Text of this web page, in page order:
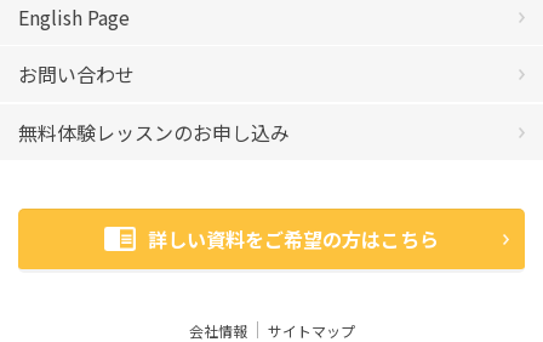
English Page
お問い合わせ
無料体験レッスンのお申し込み
詳しい資料をご希望の方はこちら
会社情報
サイトマップ